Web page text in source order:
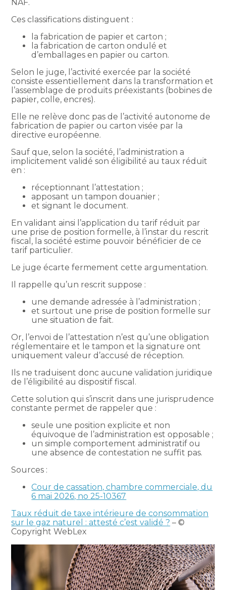
NAF.
Ces classifications distinguent :
la fabrication de papier et carton ;
la fabrication de carton ondulé et
d’emballages en papier ou carton.
Selon le juge, l’activité exercée par la société
consiste essentiellement dans la transformation et
l’assemblage de produits préexistants (bobines de
papier, colle, encres).
Elle ne relève donc pas de l’activité autonome de
fabrication de papier ou carton visée par la
directive européenne.
Sauf que, selon la société, l’administration a
implicitement validé son éligibilité au taux réduit
en :
réceptionnant l’attestation ;
apposant un tampon douanier ;
et signant le document.
En validant ainsi l’application du tarif réduit par
une prise de position formelle, à l’instar du rescrit
fiscal, la société estime pouvoir bénéficier de ce
tarif particulier.
Le juge écarte fermement cette argumentation.
Il rappelle qu’un rescrit suppose :
une demande adressée à l’administration ;
et surtout une prise de position formelle sur
une situation de fait.
Or, l’envoi de l’attestation n’est qu’une obligation
réglementaire et le tampon et la signature ont
uniquement valeur d’accusé de réception.
Ils ne traduisent donc aucune validation juridique
de l’éligibilité au dispositif fiscal.
Cette solution qui s’inscrit dans une jurisprudence
constante permet de rappeler que :
seule une position explicite et non
équivoque de l’administration est opposable ;
un simple comportement administratif ou
une absence de contestation ne suffit pas.
Sources :
Cour de cassation, chambre commerciale, du
6 mai 2026, no 25-10367
Taux réduit de taxe intérieure de consommation
sur le gaz naturel : attesté c’est validé ? – ©
Copyright WebLex